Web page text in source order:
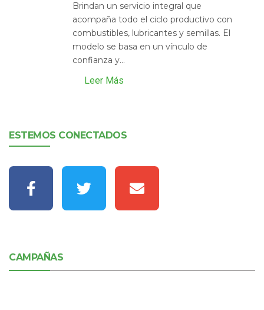
Brindan un servicio integral que
acompaña todo el ciclo productivo con
combustibles, lubricantes y semillas. El
modelo se basa en un vínculo de
confianza y...
Leer Más
ESTEMOS CONECTADOS
CAMPAÑAS